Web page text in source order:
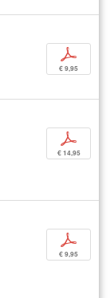
p
€ 9,95
p
€ 14,95
p
€ 9,95